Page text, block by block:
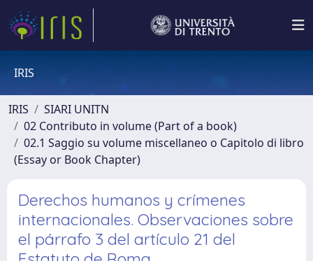
IRIS
IRIS
SIARI UNITN
02 Contributo in volume (Part of a book)
02.1 Saggio su volume miscellaneo o Capitolo di libro
(Essay or Book Chapter)
Derechos humanos y crímenes
internacionales. Observaciones sobre
el párrafo 3 del artículo 21 del